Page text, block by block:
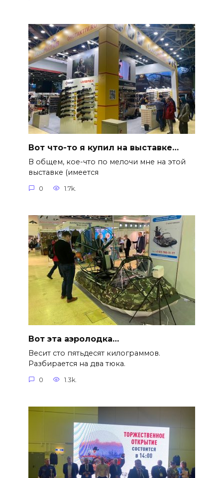
Вот что-то я купил на выставке…
В общем, кое-что по мелочи мне на этой
выставке (имеется
0 1.7k.
Вот эта аэролодка…
Весит сто пятьдесят килограммов.
Разбирается на два тюка.
0 1.3k.